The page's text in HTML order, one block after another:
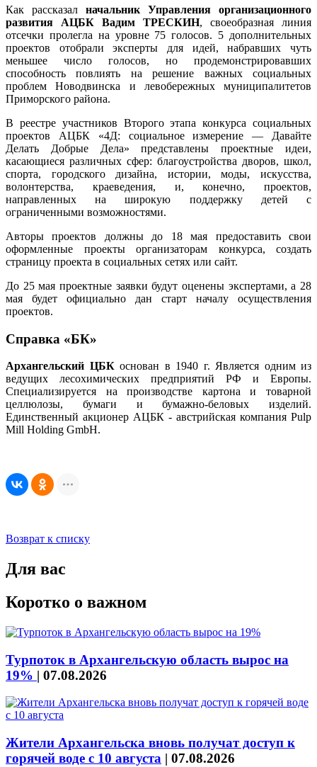
Как рассказал начальник Управления организационного
развития АЦБК Вадим ТРЕСКИН, своеобразная линия
отсечки пролегла на уровне 75 голосов. 5 дополнительных
проектов отобрали эксперты для идей, набравших чуть
меньшее число голосов, но продемонстрировавших
способность повлиять на решение важных социальных
проблем Новодвинска и левобережных муниципалитетов
Приморского района.
В реестре участников Второго этапа конкурса социальных
проектов АЦБК «4Д: социальное измерение — Давайте
Делать Добрые Дела» представлены проектные идеи,
касающиеся различных сфер: благоустройства дворов, школ,
спорта, городского дизайна, истории, моды, искусства,
волонтерства, краеведения, и, конечно, проектов,
направленных на широкую поддержку детей с
ограниченными возможностями.
Авторы проектов должны до 18 мая предоставить свои
оформленные проекты организаторам конкурса, создать
страницу проекта в социальных сетях или сайт.
До 25 мая проектные заявки будут оценены экспертами, а 28
мая будет официально дан старт началу осуществления
проектов.
Справка «БК»
Архангельский ЦБКоснован в 1940 г. Является одним из
ведущих лесохимических предприятий РФ и Европы.
Специализируется на производстве картона и товарной
целлюлозы, бумаги и бумажно-беловых изделий.
Единственный акционер АЦБК - австрийская компания Pulp
Mill Holding GmbH.
Возврат к списку
Для вас
Коротко о важном
Турпоток в Архангельскую область вырос на
19% | 07.08.2026
Жители Архангельска вновь получат доступ к
горячей воде с 10 августа | 07.08.2026